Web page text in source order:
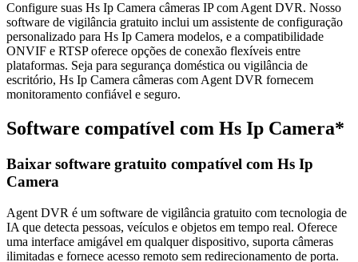
Configure suas Hs Ip Camera câmeras IP com Agent DVR. Nosso
software de vigilância gratuito inclui um assistente de configuração
personalizado para Hs Ip Camera modelos, e a compatibilidade
ONVIF e RTSP oferece opções de conexão flexíveis entre
plataformas. Seja para segurança doméstica ou vigilância de
escritório, Hs Ip Camera câmeras com Agent DVR fornecem
monitoramento confiável e seguro.
Software compatível com Hs Ip Camera*
Baixar software gratuito compatível com Hs Ip
Camera
Agent DVR é um software de vigilância gratuito com tecnologia de
IA que detecta pessoas, veículos e objetos em tempo real. Oferece
uma interface amigável em qualquer dispositivo, suporta câmeras
ilimitadas e fornece acesso remoto sem redirecionamento de porta.